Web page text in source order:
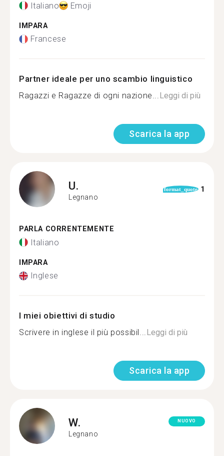
Italiano Emoji
IMPARA
Francese
Partner ideale per uno scambio linguistico
Ragazzi e Ragazze di ogni nazione...Leggi di più
Scarica la app
U.
Legnano
format_quote 1
PARLA CORRENTEMENTE
Italiano
IMPARA
Inglese
I miei obiettivi di studio
Scrivere in inglese il più possibil...Leggi di più
Scarica la app
W.
Legnano
NUOVO